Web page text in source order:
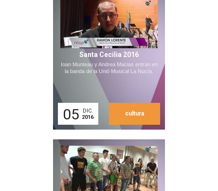
Santa Cecilia 2016
Ioan Munteau y Andrea Macias entran en
la banda de la Unió Musical La Nucía.
05
DIC.
2016
cultura